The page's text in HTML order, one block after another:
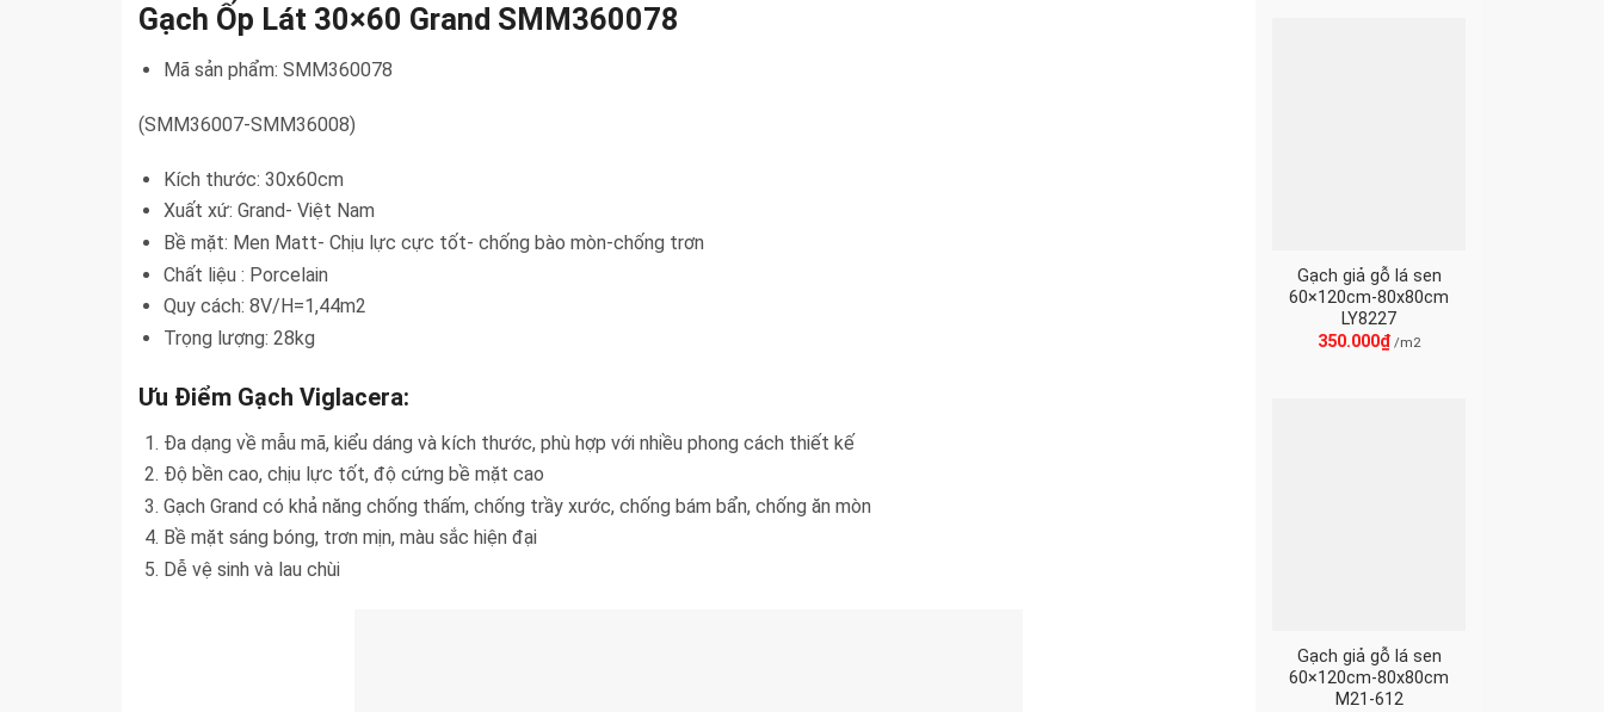
Gạch Ốp Lát 30×60 Grand SMM360078
Mã sản phẩm: SMM360078
(SMM36007-SMM36008)
Kích thước: 30x60cm
Xuất xứ: Grand- Việt Nam
Bề mặt: Men Matt- Chịu lực cực tốt- chống bào mòn-chống trơn
Chất liệu : Porcelain
Quy cách: 8V/H=1,44m2
Trọng lượng: 28kg
Ưu Điểm Gạch Viglacera:
Đa dạng về mẫu mã, kiểu dáng và kích thước, phù hợp với nhiều phong cách thiết kế
Độ bền cao, chịu lực tốt, độ cứng bề mặt cao
Gạch Grand có khả năng chống thấm, chống trầy xước, chống bám bẩn, chống ăn mòn
Bề mặt sáng bóng, trơn mịn, màu sắc hiện đại
Dễ vệ sinh và lau chùi
Gạch giả gỗ lá sen
60×120cm-80x80cm
LY8227
350.000₫ /m2
Gạch giả gỗ lá sen
60×120cm-80x80cm
M21-612